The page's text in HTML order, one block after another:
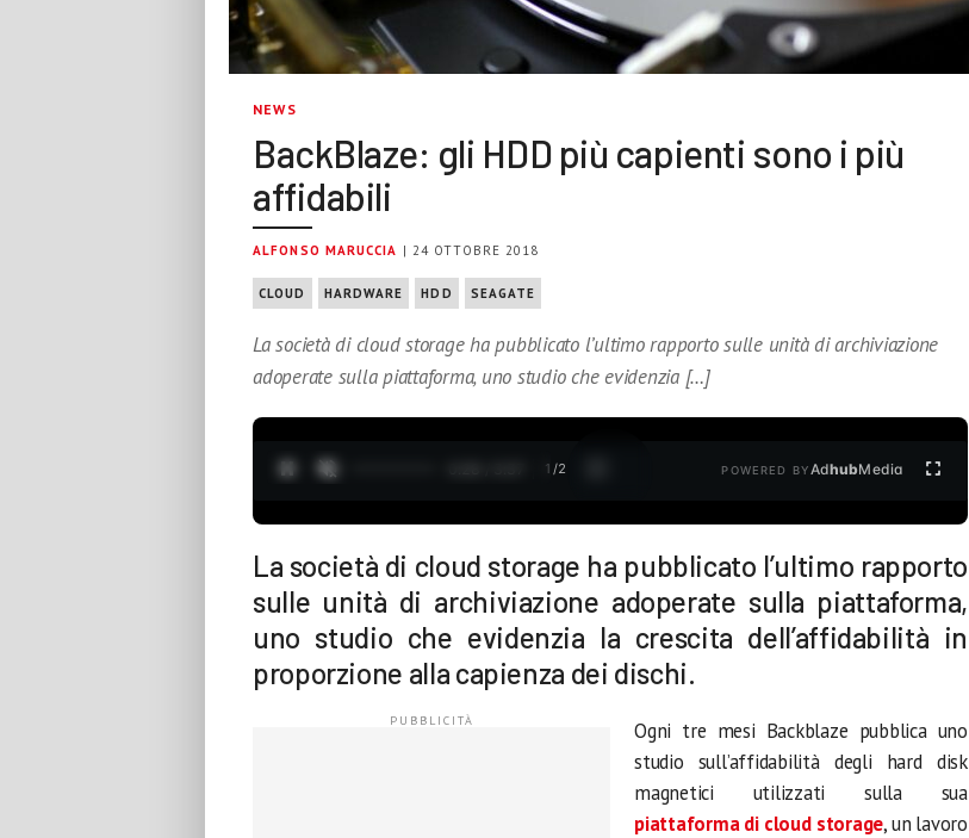
NEWS
BackBlaze: gli HDD più capienti sono i più
affidabili
ALFONSO MARUCCIA | 24 OTTOBRE 2018
CLOUD HARDWARE HDD SEAGATE
La società di cloud storage ha pubblicato l’ultimo rapporto sulle unità di archiviazione
adoperate sulla piattaforma, uno studio che evidenzia […]
1 /2 POWERED BYAdhubMedia
La società di cloud storage ha pubblicato l’ultimo rapporto
sulle unità di archiviazione adoperate sulla piattaforma,
uno studio che evidenzia la crescita dell’affidabilità in
proporzione alla capienza dei dischi.
Ogni tre mesi Backblaze pubblica uno
studio sull’affidabilità degli hard disk
magnetici utilizzati sulla sua
piattaforma di cloud storage, un lavoro